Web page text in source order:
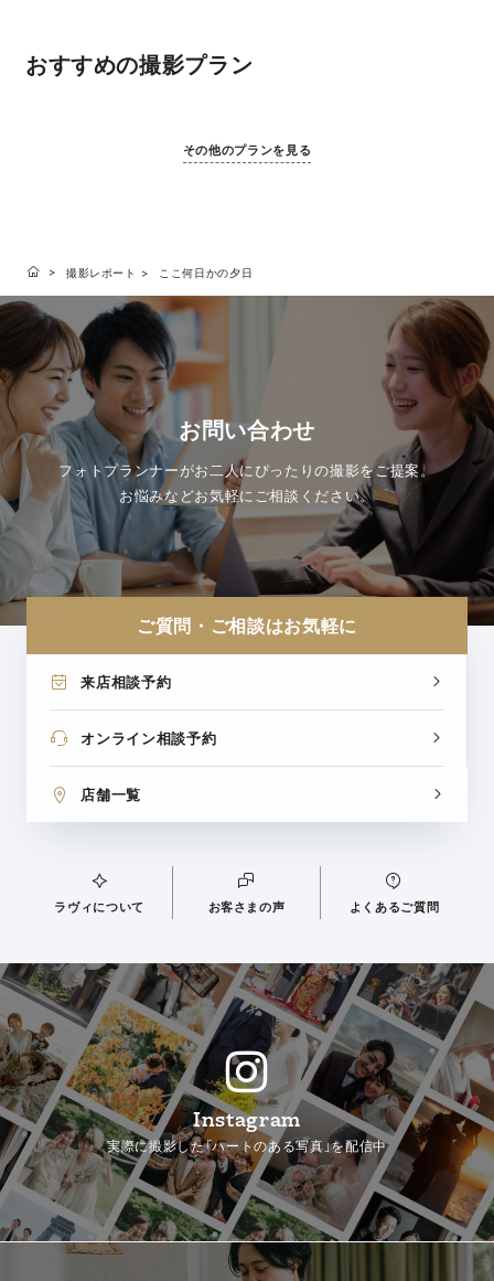
おすすめの撮影プラン
その他のプランを見る
撮影レポート ここ何日かの夕日
お問い合わせ
フォトプランナーがお二人にぴったりの撮影をご提案。
お悩みなどお気軽にご相談ください。
ご質問・ご相談はお気軽に
来店相談予約
オンライン相談予約
店舗一覧
ラヴィについて お客さまの声 よくあるご質問
Instagram
実際に撮影した「ハートのある写真」を配信中